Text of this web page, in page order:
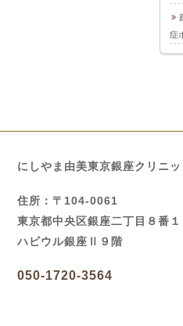
症
にしやま由美東京銀座クリニッ
住所：〒104-0061
東京都中央区銀座二丁目８番１
ハビウル銀座Ⅱ９階
050-1720-3564